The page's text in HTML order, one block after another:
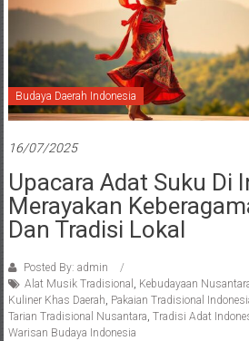
Budaya Daerah Indonesia
16/07/2025
Upacara Adat Suku Di
Merayakan
Dan Tradisi Lokal
Posted By: admin
Alat Musik Tradisional , Kebudayaan
Kuliner Khas Daerah, Pakaian Tradisional
Tarian Tradisional Nusantara, Tradisi Adat
Warisan Budaya Indonesia